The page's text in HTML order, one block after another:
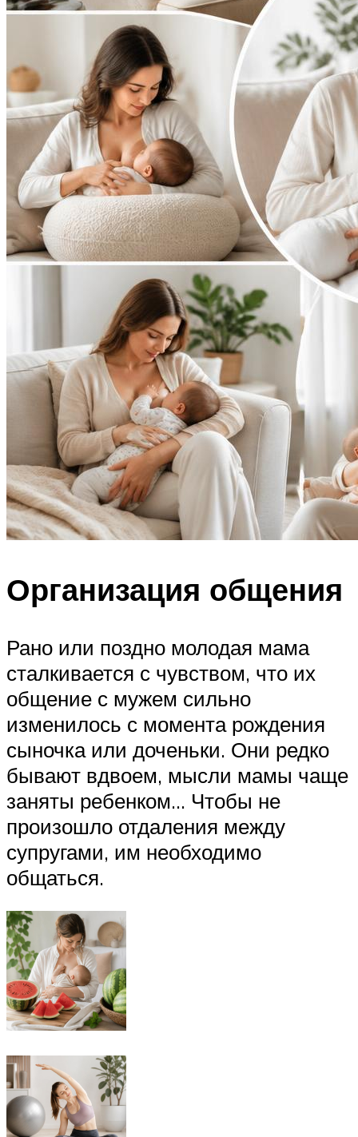
Организация общения
Рано или поздно молодая мама
сталкивается с чувством, что их
общение с мужем сильно
изменилось с момента рождения
сыночка или доченьки. Они редко
бывают вдвоем, мысли мамы чаще
заняты ребенком… Чтобы не
произошло отдаления между
супругами, им необходимо
общаться.